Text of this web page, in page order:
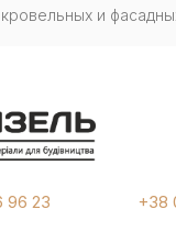
и
menu
96 23 +38